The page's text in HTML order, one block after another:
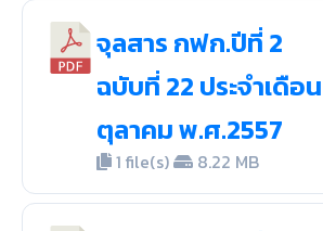
จุลสาร กฟก.ปีที่ 2
ฉบับที่ 22 ประจำเดือน
ตุลาคม พ.ศ.2557
1 file(s) 8.22 MB